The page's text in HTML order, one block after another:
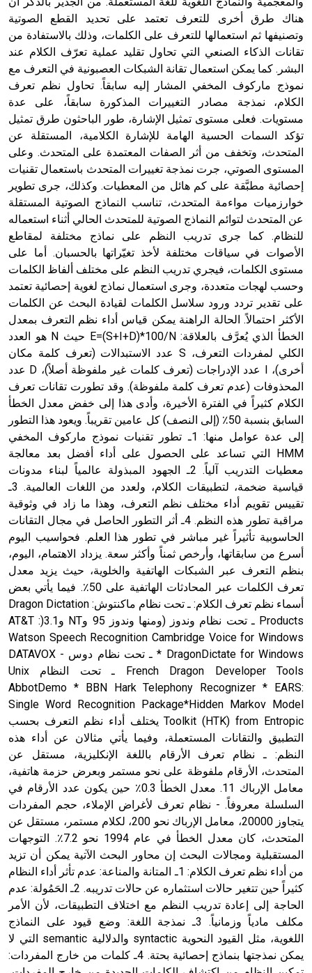
هناك طرق أخرى للتعرف تعتمد على تحديد القطع الصوتية
وتصنيفها ثم استعمالها للتعرف على الكلمات، وذلك بالاستفادة من
تقانات الذكاء الصنعي التي تحاول تقليد عملية تعرّف الكلام عند
البشر. كما يمكن استعمال تقانة الشبكات العصبونية في التعرف مع
نموذج ماركوف المخفي المشار إليه سابقاً. تحاول نظم تعرف
الكلام، نمذجة مصادر التغييرات المذكورة سابقاً، على عدة
مستويات. فعلى مستوى تمثيل الإشارة، طور الباحثون طرق تمثيل
تؤكد السمات الحسية الهامة للإشارة الكلامية، المستقلة عن
المتحدث، وتخفف من أثر الصفات المعتمدة على المتحدث. وعلى
المستوى الصوتي، جرت نمذجة تغييرات المتحدث باستعمال تقنيات
إحصائية مطبَّقة على كم هائل من المعطيات. وكذلك، جرى تطوير
خوارزميات مواءمة المتحدث، تناسب النماذج الصوتية المستقلة
عن المتحدث لتوائم النماذج الصوتية للمتحدث الحالي أثناء استعماله
للنظام. كما جرى تدريب النظم على نماذج مختلفة لمقاطع
الأصوات في سياقات مختلفة لأخذ تغيّراتها بالحسبان. أما على
مستوى الكلمات، فيجري تدريب النظم على مختلف ألفاظ الكلمات
وحسب لهجات متعددة، وجرى استعمال نماذج لغوية إحصائية تعتمد
على تقدير تردد ورود سلاسل الكلمات لقيادة البحث عن الكلمات
الأكثر احتمالاً. الحالة الراهنة يمكن قياس أداء نظم التعرف بمعدل
الخطأ الذي يُعرَّف بالعلاقة: E=(S+I+D)*100/N حيث N هو العدد
الكلي لمفردات التعرف، S عدد الاستبدالات (تعرف كلمة مكان
أخرى)، I عدد الإدراجات (تعرف كلمات غير ملفوظة أصلاً)، D عدد
المحذوفات (عدم تعرف كلمة ملفوظة). وقد تطورت تقانات تعرف
الكلام كثيراً في الفترة الأخيرة، وأدى هذا إلى خفض معدل الخطأ
السابق بنسبة 50٪ (إلى النصف) كل عامين تقريباً. ويعود هذا التطور
إلى عدة عوامل منها: 1ـ تطور تقنيات نموذج ماركوف المخفي
HMM التي تساعد على الحصول على أداء أفضل بعد معالجة
معطيات التدريب آلياً. 2ـ الجهود المبذولة عالمياً لبناء مدونات
قياسية ضخمة، لتطبيقات الكلام، ولعدد من اللغات العالمية. 3ـ
تقييس تقويم أداء مختلف نظم التعرف، وهذا ما زاد في وثوقية
مراقبة تطور هذه النظم. 4ـ أثر التطور الحاصل في مجال التقانات
الحاسوبية تأثيراً غير مباشر في تطور هذا العلم. فحواسيب اليوم
أسرع من سابقاتها، وأرخص ثمناً وأكثر سعة. يزداد الاهتمام، اليوم،
بنظم التعرف عبر الشبكات الهاتفية والخلوية، حيث يزيد معدل
تعرف الكلمات عبر المحادثات الهاتفية على 50٪. فيما يأتي بعض
أسماء نظم تعرف الكلام: ـ تحت نظام ماكنتوش: Dragon Dictation
Products ـ تحت نظام وندوز (ومنها وندوز 95 وNT و3.1(: AT&T
Watson Speech Recognition Cambridge Voice for Windows
* DragonDictate for Windows ـ تحت نظام دوس DATAVOX -
French Dragon Developer Tools ـ تحت النظام Unix
AbbotDemo * BBN Hark Telephony Recognizer * EARS:
Single Word Recognition Package*Hidden Markov Model
Toolkit (HTK) from Entropic يختلف أداء نظم التعرف بحسب
التطبيق والتقانات المستعملة، وفيما يأتي مثالان عن أداء هذه
النظم: ـ نظام تعرف الأرقام باللغة الإنكليزية، مستقل عن
المتحدث، الأرقام ملفوظة على نحو مستمر وبعرض حزمة هاتفية،
معامل الإرباك 11. معدل الخطأ 0.3٪ حين يكون عدد الأرقام في
السلسلة معروفاً. - نظام تعرف لأغراض الإملاء، حجم المفردات
يتجاوز 20000، معامل الإرباك نحو 200، لكلام مستمر، مستقل عن
المتحدث، كان معدل الخطأ في عام 1994 نحو 7.2٪. التوجهات
المستقبلية ومجالات البحث إن محاور البحث الآتية يمكن أن تزيد
من أداء نظم تعرف الكلام: 1ـ المتانة والمناعة: عدم تأثر أداء النظام
كثيراً حين تتغير حالات استثماره عن حالات تدريبه. 2ـ الحَمُولة: عدم
الحاجة إلى إعادة تدريب النظم مع اختلاف التطبيقات، لأن الأمر
مكلف مادياً وزمانياً. 3ـ نمذجة اللغة: وضع قيود على النماذج
اللغوية، مثل القيود النحوية syntactic والدلالية semantic التي لا
يمكن نمذجتها بنماذج إحصائية بحتة. 4ـ كلمات من خارج المفردات: